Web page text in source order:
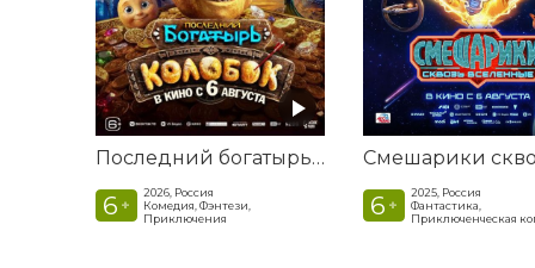
Последний богатырь. Колобок
6 +
2026, Россия
Комедия, Фэнтези,
Приключения
6 +
2025, Россия
Фантастика,
Приключенческая